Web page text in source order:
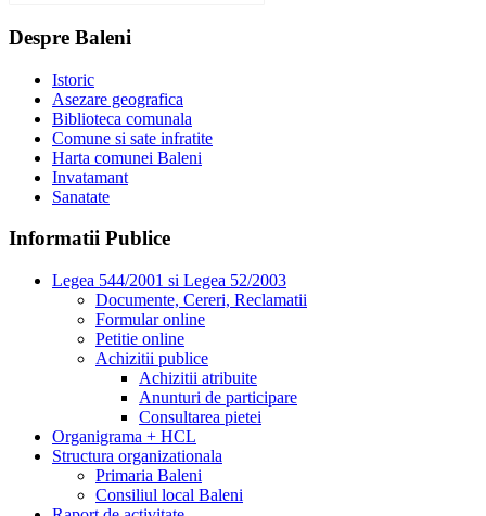
Despre Baleni
Istoric
Asezare geografica
Biblioteca comunala
Comune si sate infratite
Harta comunei Baleni
Invatamant
Sanatate
Informatii Publice
Legea 544/2001 si Legea 52/2003
Documente, Cereri, Reclamatii
Formular online
Petitie online
Achizitii publice
Achizitii atribuite
Anunturi de participare
Consultarea pietei
Organigrama + HCL
Structura organizationala
Primaria Baleni
Consiliul local Baleni